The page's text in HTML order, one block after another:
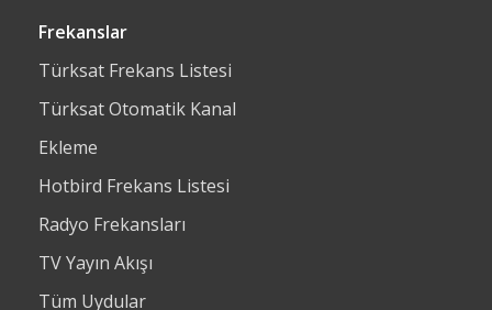
Frekanslar
Türksat Frekans Listesi
Türksat Otomatik Kanal
Ekleme
Hotbird Frekans Listesi
Radyo Frekansları
TV Yayın Akışı
Tüm Uydular